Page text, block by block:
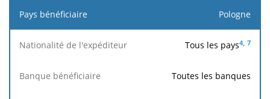
Pays
l'expéditeur
Pologne
Tous les pays4, 7
Toutes les banques